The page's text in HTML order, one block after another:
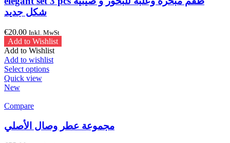
شكل جديد
€20.00 Inkl. MwSt
Add to Wishlist
Add to Wishlist
Add to wishlist
Select optionsThis
options
may
Quick view
New
Compare
مجموعة عطر وصال الأصلي